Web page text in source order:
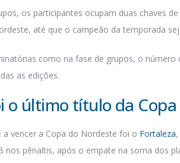
os participantes ocupam duas chaves
até que o campeão da temporada
como na fase de grupos, o
as edições.
o último título da
a vencer a Copa do Nordeste foi o Fortaleza
nos pênaltis, após o empate na soma dos